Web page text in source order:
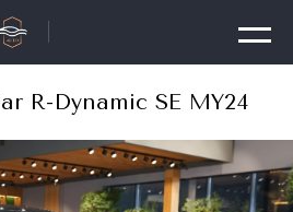
R-Dynamic SE MY24